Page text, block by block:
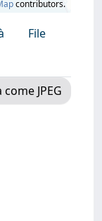
contributors.
File
come JPEG